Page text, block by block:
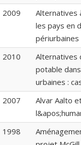
2009
Alternatives
les pays en
périurbaines
2010
Alternatives
potable
urbaines :
2007
Alvar Aalto
1998